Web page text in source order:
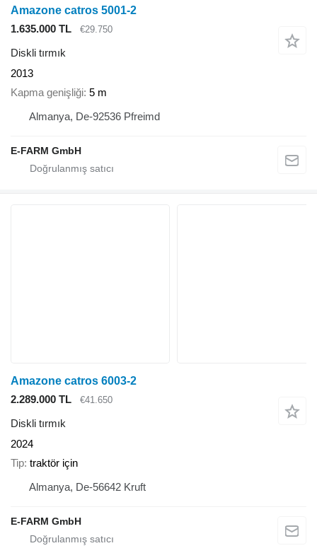
Amazone catros 5001-2
1.635.000 TL
€29.750
Diskli tırmık
2013
Kapma genişliği 5 m
Almanya, De-92536 Pfreimd
E-FARM GmbH
Amazone catros 6003-2
2.289.000 TL
€41.650
Diskli tırmık
2024
Tip traktör için
Almanya, De-56642 Kruft
E-FARM GmbH